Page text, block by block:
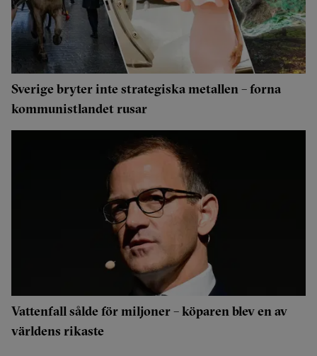
Sverige bryter inte strategiska metallen – forna
kommunistlandet rusar
Vattenfall sålde för miljoner – köparen blev en av
världens rikaste